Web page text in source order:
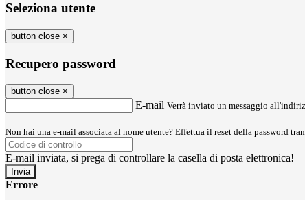
Seleziona utente
button close ×
Recupero password
button close ×
E-mail Verrà inviato un messaggio
Non hai una e-mail associata al nome utente? Effettua il reset della password
E-mail inviata, si prega di controllare la casella di posta elettronica!
Errore